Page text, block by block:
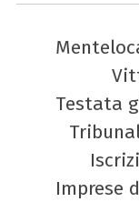
Testata
Imprese